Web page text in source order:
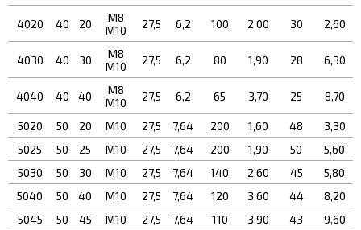
4020 40 20
М8
М10
27,5 6,2 100 2,00 30 2,60
4030 40 30
М8
М10
27,5 6,2 80 1,90 28 6,30
4040 40 40
М8
М10
27,5 6,2 65 3,70 25 8,70
5020 50 20 М10 27,5 7,64 200 1,60 48
3,30
5025
50 25 М10 27,5 7,64 200 1,90 50
5,60
5030
50 30 М10 27,5 7,64 140 2,60 45
5,80
5040
50 40 М10 27,5 7,64 120 3,60 44
8,20
5045
50 45 М10 27,5 7,64 110 3,90 43
9,60